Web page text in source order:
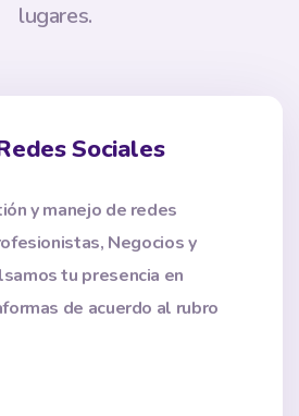
lugares.
Sociales
y manejo de redes
Negocios y
tu presencia en
de acuerdo al rubro